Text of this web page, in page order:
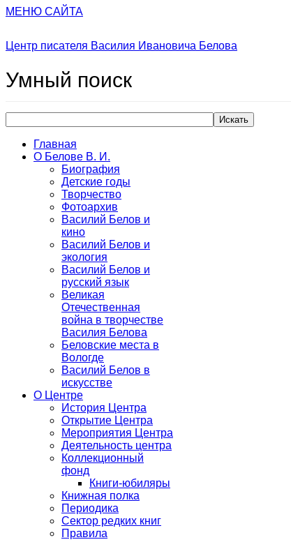
МЕНЮ САЙТА
Центр писателя Василия Ивановича Белова
Умный поиск
Искать
Главная
О Белове В. И.
Биография
Детские годы
Творчество
Фотоархив
Василий Белов и
кино
Василий Белов и
экология
Василий Белов и
русский язык
Великая
Отечественная
война в творчестве
Василия Белова
Беловские места в
Вологде
Василий Белов в
искусстве
О Центре
История Центра
Открытие Центра
Мероприятия Центра
Деятельность центра
Коллекционный
фонд
Книги-юбиляры
Книжная полка
Периодика
Сектор редких книг
Правила